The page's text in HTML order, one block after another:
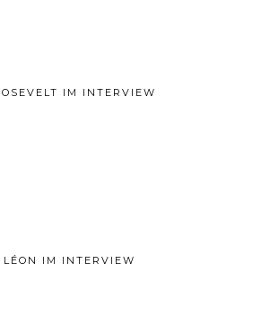
IM INTERVIEW
LÉON IM INTERVIEW